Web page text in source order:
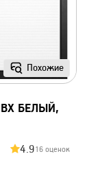
Похожие
БЕЛЫЙ,
4.916 оценок